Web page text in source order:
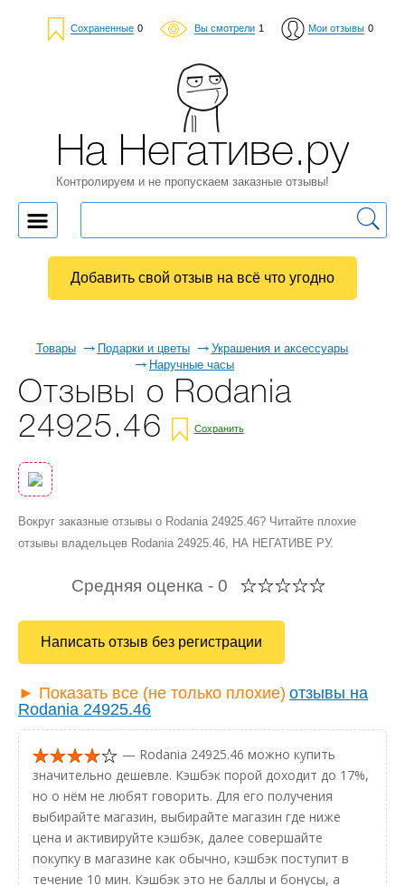
Сохраненные 0 Вы смотрели 1 Мои отзывы 0
Товары Подарки и цветы
Украшения и аксессуары
Наручные часы
Отзывы о Rodania
24925.46
Сохранить
Вокруг заказные отзывы о Rodania 24925.46? Читайте плохие
отзывы владельцев Rodania 24925.46, НА НЕГАТИВЕ РУ.
Средняя оценка - 0
Написать отзыв без регистрации
► Показать все (не только плохие) отзывы на
Rodania 24925.46
— Rodania 24925.46 можно купить
значительно дешевле. Кэшбэк порой доходит до 17%,
но о нём не любят говорить. Для его получения
выбирайте магазин, выбирайте магазин где ниже
цена и активируйте кэшбэк, далее совершайте
покупку в магазине как обычно, кэшбэк поступит в
течение 10 мин. Кэшбэк это не баллы и бонусы, а
На Негативе.ру
Контролируем и не пропускаем заказные отзывы!
Добавить свой отзыв на всё что угодно